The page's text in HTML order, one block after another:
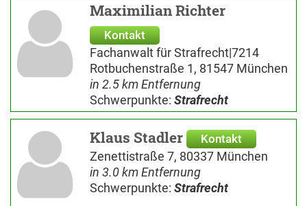
Maximilian Richter
Kontakt
Fachanwalt für Strafrecht|7214
Rotbuchenstraße 1, 81547 München
in 2.5 km Entfernung
Schwerpunkte: Strafrecht
Klaus Stadler Kontakt
Zenettistraße 7, 80337 München
in 3.0 km Entfernung
Schwerpunkte: Strafrecht